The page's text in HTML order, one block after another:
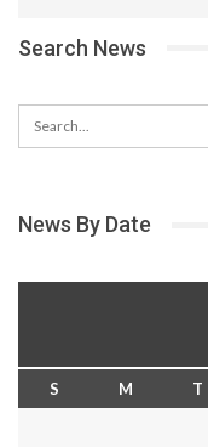
Search News
News By Date
S M T